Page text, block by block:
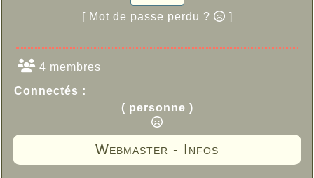
[ Mot de passe perdu ?
]
4 membres
Connectés :
( personne )
Webmaster - Infos